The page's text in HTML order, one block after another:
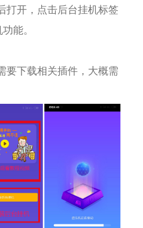
打开，点击后台挂机标签
能。
要下载相关插件，大概需